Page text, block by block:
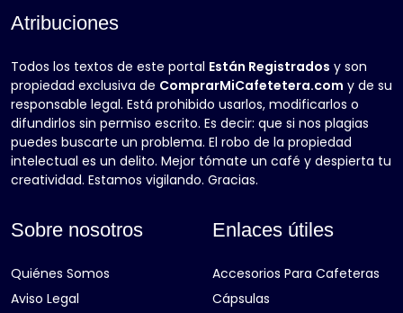
Atribuciones
Todos los textos de este portal Están Registrados y son
propiedad exclusiva de ComprarMiCafetetera.com y de su
responsable legal. Está prohibido usarlos, modificarlos o
difundirlos sin permiso escrito. Es decir: que si nos plagias
puedes buscarte un problema. El robo de la propiedad
intelectual es un delito. Mejor tómate un café y despierta tu
creatividad. Estamos vigilando. Gracias.
Sobre nosotros
Quiénes Somos
Aviso Legal
Enlaces útiles
Accesorios Para Cafeteras
Cápsulas